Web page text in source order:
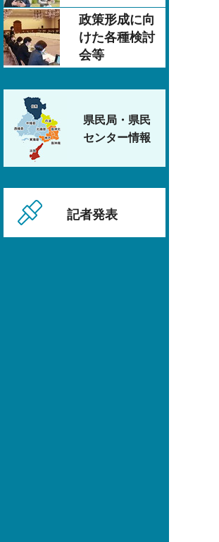
政策形成に向
けた各種検討
会等
県民局・県民
センター情報
記者発表